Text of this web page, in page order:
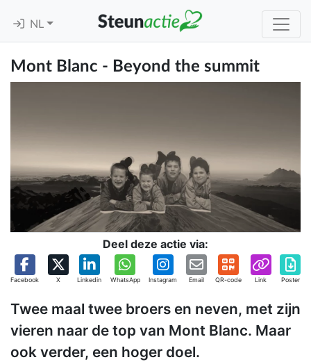
NL
Mont Blanc - Beyond the summit
Deel deze actie via:
Facebook X Linkedin WhatsApp Instagram Email QR-code Link Poster
Twee maal twee broers en neven, met zijn
vieren naar de top van Mont Blanc. Maar
ook verder, een hoger doel.